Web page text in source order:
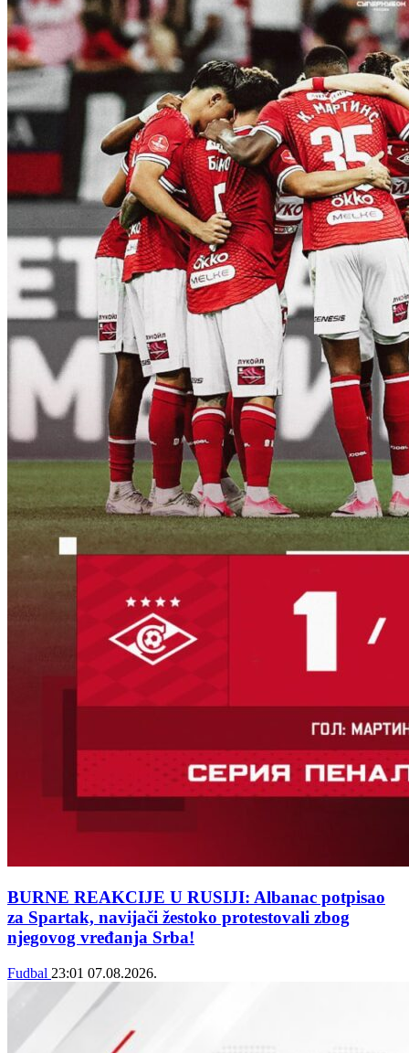
BURNE REAKCIJE U RUSIJI: Albanac potpisao
za Spartak, navijači žestoko protestovali zbog
njegovog vređanja Srba!
Fudbal 23:01 07.08.2026.